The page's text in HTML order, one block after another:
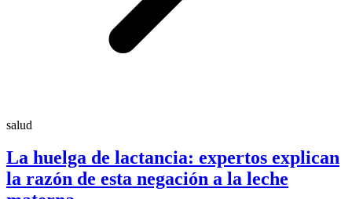
salud
La huelga de lactancia: expertos explican
la razón de esta negación a la leche